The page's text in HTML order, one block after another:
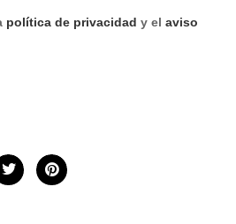
política de privacidad y el aviso